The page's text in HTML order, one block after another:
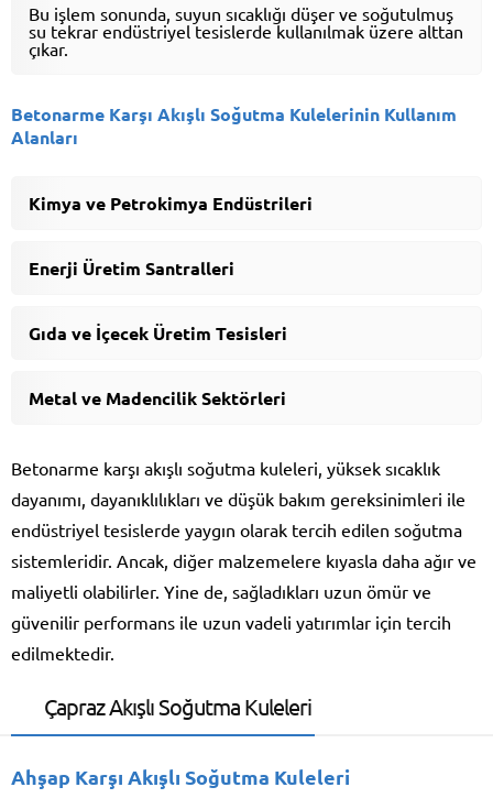
Bu işlem sonunda, suyun sıcaklığı düşer ve soğutulmuş
su tekrar endüstriyel tesislerde kullanılmak üzere alttan
çıkar.
Betonarme Karşı Akışlı Soğutma Kulelerinin Kullanım
Alanları
Kimya ve Petrokimya Endüstrileri
Enerji Üretim Santralleri
Gıda ve İçecek Üretim Tesisleri
Metal ve Madencilik Sektörleri
Betonarme karşı akışlı soğutma kuleleri, yüksek sıcaklık
dayanımı, dayanıklılıkları ve düşük bakım gereksinimleri ile
endüstriyel tesislerde yaygın olarak tercih edilen soğutma
sistemleridir. Ancak, diğer malzemelere kıyasla daha ağır ve
maliyetli olabilirler. Yine de, sağladıkları uzun ömür ve
güvenilir performans ile uzun vadeli yatırımlar için tercih
edilmektedir.
Çapraz Akışlı Soğutma Kuleleri
Ahşap Karşı Akışlı Soğutma Kuleleri